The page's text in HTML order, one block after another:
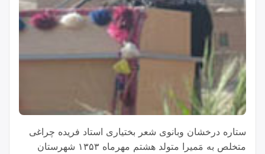
ستاره درخشان وبانوی شعر بختیاری استاد فریده چراغی
متخلص به مَمیرا متولد هشتم مهرماه ۱۳۵۳ شهرستان